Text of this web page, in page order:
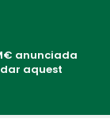
anunciada
aquest